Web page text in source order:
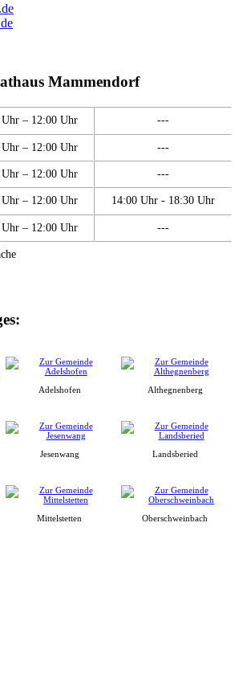
Mammendorf
– 12:00 Uhr ---
– 12:00 Uhr ---
– 12:00 Uhr ---
– 12:00 Uhr 14:00 Uhr - 18:30 Uhr
– 12:00 Uhr ---
Adelshofen Althegnenberg
Jesenwang Landsberied
Mittelstetten Oberschweinbach